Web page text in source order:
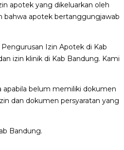
apotek yang dikeluarkan oleh
bahwa apotek bertanggungjawab
Izin Apotek di Kab
izin klinik di Kab Bandung. Kami
apabila belum memiliki dokumen
dan dokumen persyaratan yang
Bandung.